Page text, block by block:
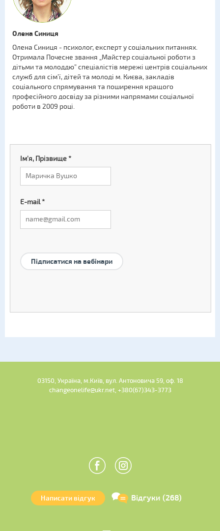
Олена Синиця
Олена Синиця - психолог, експерт у соціальних питаннях.
Отримала Почесне звання „Майстер соціальної роботи з
дітьми та молоддю” спеціалістів мережі центрів соціальних
служб для сім’ї, дітей та молоді м. Києва, закладів
соціального спрямування та поширення кращого
професійного досвіду за різними напрямами соціальної
роботи в 2009 році.
Ім'я, Прізвище*
E-mail*
Підписатися на вебінари
03150, Україна, м.Київ, вул. Антоновича 59, оф. 18
changeonelife@ukr.net, +380(67)343-3773
Написати відгук Відгуки (268)